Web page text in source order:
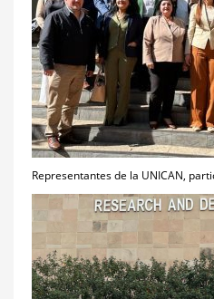
Representantes de la UNICAN,